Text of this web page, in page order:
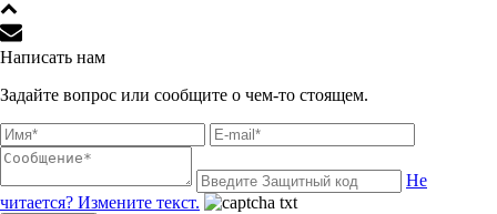
Написать нам
Задайте вопрос или сообщите о чем-то стоящем.
Не
читается? Измените текст.